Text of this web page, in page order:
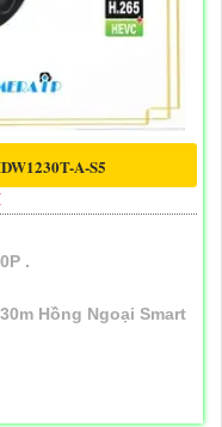
A-S5
.
Hồng Ngoại Smart